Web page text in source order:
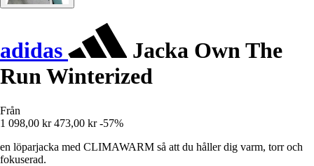
adidas
Jacka Own The
Run Winterized
Från
1 098,00 kr 473,00 kr -57%
en löparjacka med CLIMAWARM så att du håller dig varm, torr och
fokuserad.